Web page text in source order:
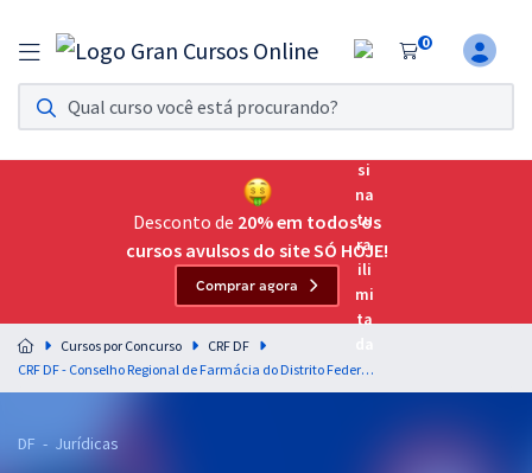
0
Assinatura Ilimitada 11
Acesso a todos os cursos. Teste grátis por 7 dias!
Assinatura OAB Até Passar
Acesso ilimitado a toda preparação para o Exame da
Residências Multiprofissionais
Preparação completa e intensiva para as principais
residências em saúde do Brasil
Desconto de 20% em todos os
cursos avulsos do site SÓ HOJE!
Comprar agora
Cursos por Concurso
CRF DF
CRF DF - Conselho Regional de Farmácia do Distrito Federal - Direito Constitucional para o Cargo de Analista I - Advogado
DF - Jurídicas